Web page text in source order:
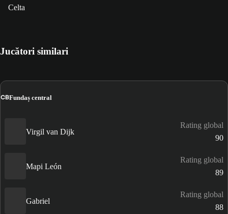
Celta
Jucători similari
CBFundaș central
Virgil van Dijk
Rating global
90
Mapi León
Rating global
89
Gabriel
Rating global
88